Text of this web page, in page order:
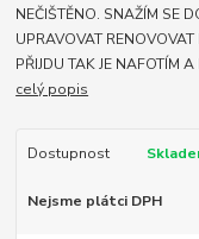
NEČIŠTĚNO. SNAŽÍM SE
UPRAVOVAT
PŘIJDU TAK JE NAFOTÍM
celý popis
Dostupnost
Nejsme plátci DPH